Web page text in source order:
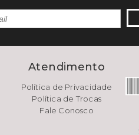
Atendimento
Política de Privacidade
Política de Trocas
Fale Conosco